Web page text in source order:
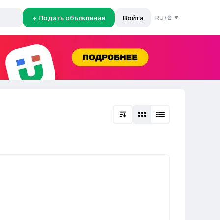
+ Подать объявление Войти RU /₾